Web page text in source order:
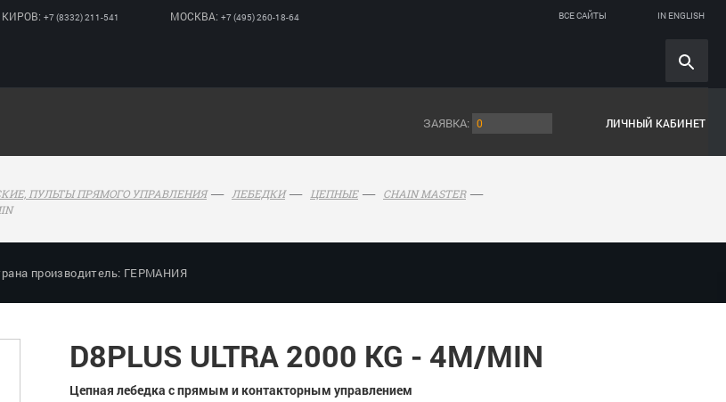
КИРОВ: +7 (8332) 211-541 МОСКВА: +7 (495) 260-18-64 ВСЕ САЙТЫ IN ENGLISH
ЗАЯВКА: 0 ЛИЧНЫЙ КАБИНЕТ
ПУЛЬТЫ ПРЯМОГО УПРАВЛЕНИЯ ЛЕБЕДКИ ЦЕПНЫЕ
CHAIN MASTER
производитель: ГЕРМАНИЯ
D8PLUS ULTRA 2000 KG - 4M/MIN
Цепная лебедка с прямым и контакторным управлением